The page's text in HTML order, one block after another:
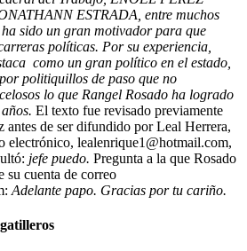
ESTRADA, entre muchos
sido un gran motivador para que
políticas. Por su experiencia,
como un gran político en el estado,
politiquillos de paso que no
lo que Rangel Rosado ha logrado
El texto fue revisado previamente
antes de ser difundido por Leal Herrera,
electrónico, lealenrique1@hotmail.com,
jefe puedo. Pregunta a la que Rosado
su cuenta de correo
: Adelante papo. Gracias por tu cariño.